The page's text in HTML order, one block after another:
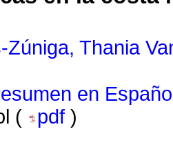
Zúniga, Thania
en
(
pdf )